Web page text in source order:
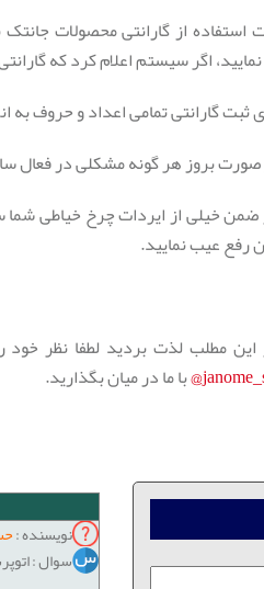
اگر سیستم اعلام کرد که
رفع عیب نمایید.
این مطلب لذت بردید لطفا نظر
با ما در میان بگذارید.
نویسنده :
سوال :